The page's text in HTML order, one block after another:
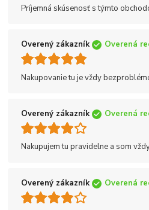
Príjemná skúsenosť s týmto
Overený zákazník Overená
Nakupovanie tu je vždy
Overený zákazník Overená
Nakupujem tu pravidelne a som
Overený zákazník Overená